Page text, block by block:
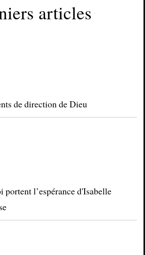
articles
de direction de Dieu
portent l’espérance d'Isabelle